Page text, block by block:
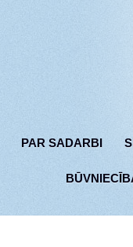
PAR SADARBI